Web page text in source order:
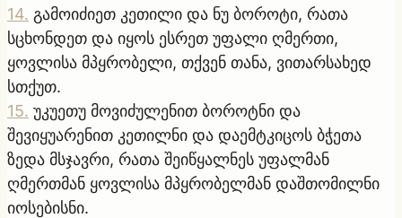
14. გამოიძიეთ კეთილი და ნუ ბოროტი, რათა
სცხონდეთ და იყოს ესრეთ უფალი ღმერთი,
ყოვლისა მპყრობელი, თქვენ თანა, ვითარსახედ
სთქუთ.
15. უკუეთუ მოვიძულენით ბოროტნი და
შევიყუარენით კეთილნი და დაემტკიცოს ბჭეთა
ზედა მსჯავრი, რათა შეიწყალნეს უფალმან
ღმერთმან ყოვლისა მპყრობელმან დაშთომილნი
იოსებისნი.